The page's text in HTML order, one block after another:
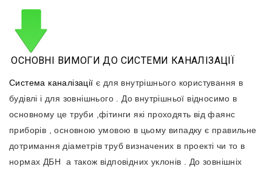
ОСНОВНІ ВИМОГИ ДО СИСТЕМИ КАНАЛІЗАЦІЇ
Система каналізації є для внутрішнього користування в
будівлі і для зовнішнього . До внутрішньої відносимо в
основному це труби ,фітинги які проходять від фаянс
приборів , основною умовою в цьому випадку є правильне
дотримання діаметрів труб визначених в проекті чи то в
нормах ДБН а також відповідних уклонів . До зовнішніх